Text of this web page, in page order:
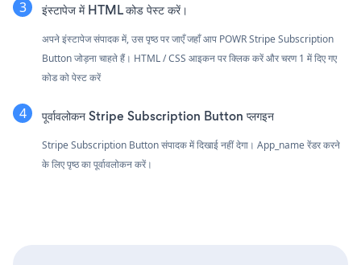
इंस्टापेज में HTML कोड पेस्ट करें।
अपने इंस्टापेज संपादक में, उस पृष्ठ पर जाएँ जहाँ आप POWR Stripe Subscription
Button जोड़ना चाहते हैं। HTML / CSS आइकन पर क्लिक करें और चरण 1 में दिए गए
कोड को पेस्ट करें
पूर्वावलोकन Stripe Subscription Button प्लगइन
Stripe Subscription Button संपादक में दिखाई नहीं देगा। App_name रेंडर करने
के लिए पृष्ठ का पूर्वावलोकन करें।